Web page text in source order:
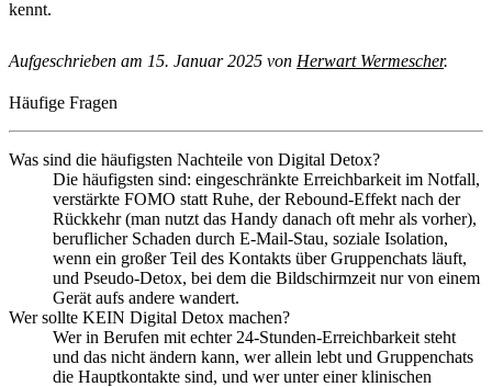
kennt.
Aufgeschrieben am 15. Januar 2025 von Herwart Wermescher.
Häufige Fragen
Was sind die häufigsten Nachteile von Digital Detox?
Die häufigsten sind: eingeschränkte Erreichbarkeit im Notfall,
verstärkte FOMO statt Ruhe, der Rebound-Effekt nach der
Rückkehr (man nutzt das Handy danach oft mehr als vorher),
beruflicher Schaden durch E-Mail-Stau, soziale Isolation,
wenn ein großer Teil des Kontakts über Gruppenchats läuft,
und Pseudo-Detox, bei dem die Bildschirmzeit nur von einem
Gerät aufs andere wandert.
Wer sollte KEIN Digital Detox machen?
Wer in Berufen mit echter 24-Stunden-Erreichbarkeit steht
und das nicht ändern kann, wer allein lebt und Gruppenchats
die Hauptkontakte sind, und wer unter einer klinischen